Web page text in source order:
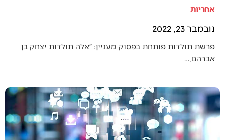
אחריות
נובמבר 23, 2022
פרשת תולדות פותחת בפסוק מעניין: ״אלה תולדות יצחק בן
אברהם,…